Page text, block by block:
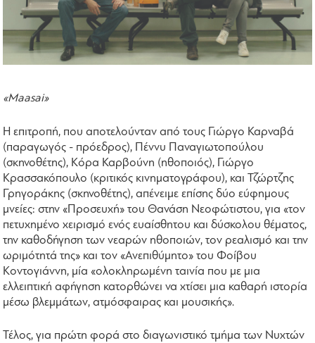
«Maasai»
Η επιτροπή, που αποτελούνταν από τους Γιώργο Καρναβά
(παραγωγός - πρόεδρος), Πέννυ Παναγιωτοπούλου
(σκηνοθέτης), Κόρα Καρβούνη (ηθοποιός), Γιώργο
Κρασσακόπουλο (κριτικός κινηματογράφου), και Τζώρτζης
Γρηγοράκης (σκηνοθέτης), απένειμε επίσης δύο εύφημους
μνείες: στην «Προσευχή» του Θανάση Νεοφώτιστου, για «τον
πετυχημένο χειρισμό ενός ευαίσθητου και δύσκολου θέματος,
την καθοδήγηση των νεαρών ηθοποιών, τον ρεαλισμό και την
ωριμότητά της» και τον «Ανεπιθύμητο» του Φοίβου
Κοντογιάννη, μία «ολοκληρωμένη ταινία που με μια
ελλειπτική αφήγηση κατορθώνει να χτίσει μια καθαρή ιστορία
μέσω βλεμμάτων, ατμόσφαιρας και μουσικής».
Τέλος, για πρώτη φορά στο διαγωνιστικό τμήμα των Νυχτών